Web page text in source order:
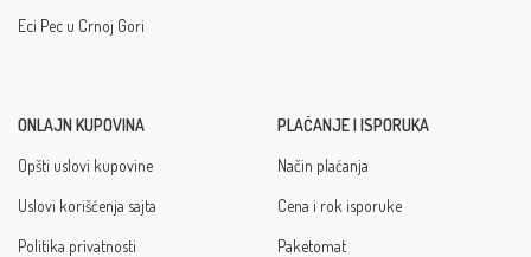
Eci Pec u Crnoj Gori
ONLAJN KUPOVINA
Opšti uslovi kupovine
Uslovi korišćenja sajta
Politika privatnosti
PLAĆANJE I ISPORUKA
Način plaćanja
Cena i rok isporuke
Paketomat